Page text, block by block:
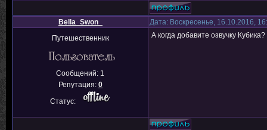
Bella_Swon_
Дата: Воскресенье, 16.10.2016,
Путешественник
Сообщений: 1
Репутация: 0
Статус:
А когда добавите озвучку Кубика?